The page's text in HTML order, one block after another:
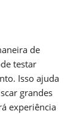
de
testar
Isso ajuda
grandes
experiência